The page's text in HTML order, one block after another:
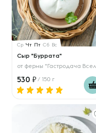
Ср Чт Пт Сб Вс
Сыр "Буррата"
от фермы "Гастродача Вселуг"
530 / 150 г